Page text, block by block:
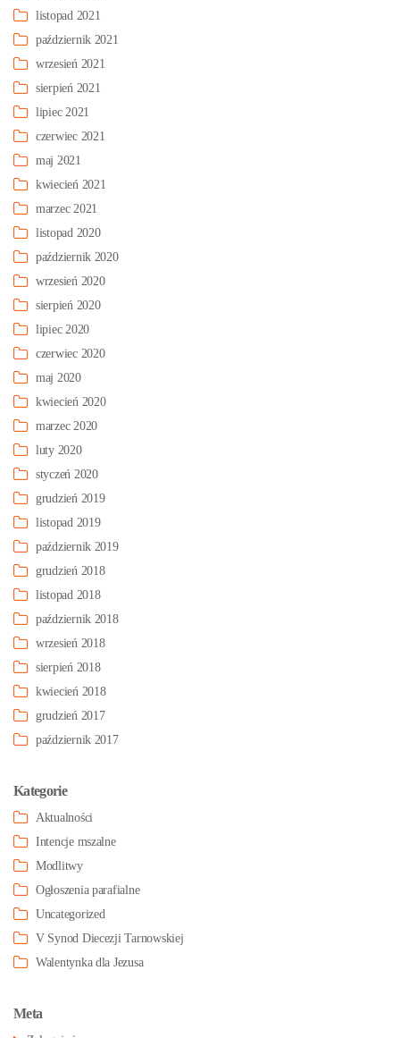
listopad 2021
październik 2021
wrzesień 2021
sierpień 2021
lipiec 2021
czerwiec 2021
maj 2021
kwiecień 2021
marzec 2021
listopad 2020
październik 2020
wrzesień 2020
sierpień 2020
lipiec 2020
czerwiec 2020
maj 2020
kwiecień 2020
marzec 2020
luty 2020
styczeń 2020
grudzień 2019
listopad 2019
październik 2019
grudzień 2018
listopad 2018
październik 2018
wrzesień 2018
sierpień 2018
kwiecień 2018
grudzień 2017
październik 2017
Kategorie
Aktualności
Intencje mszalne
Modlitwy
Ogłoszenia parafialne
Uncategorized
V Synod Diecezji Tarnowskiej
Walentynka dla Jezusa
Meta